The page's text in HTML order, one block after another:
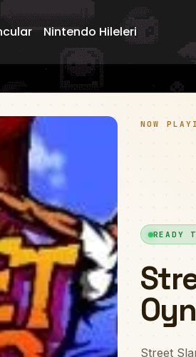
Nintendo Hileleri